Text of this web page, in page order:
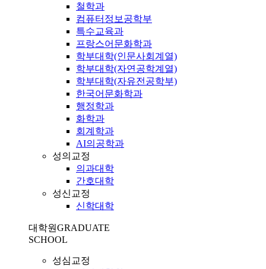
철학과
컴퓨터정보공학부
특수교육과
프랑스어문화학과
학부대학(인문사회계열)
학부대학(자연공학계열)
학부대학(자유전공학부)
한국어문화학과
행정학과
화학과
회계학과
AI의공학과
성의교정
의과대학
간호대학
성신교정
신학대학
대학원GRADUATE
SCHOOL
성심교정